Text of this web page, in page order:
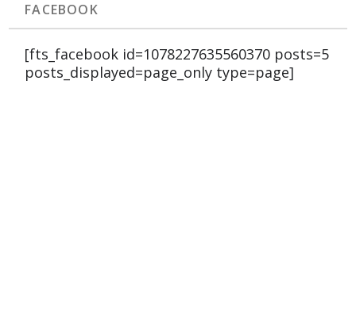
FACEBOOK
[fts_facebook id=1078227635560370 posts=5
posts_displayed=page_only type=page]